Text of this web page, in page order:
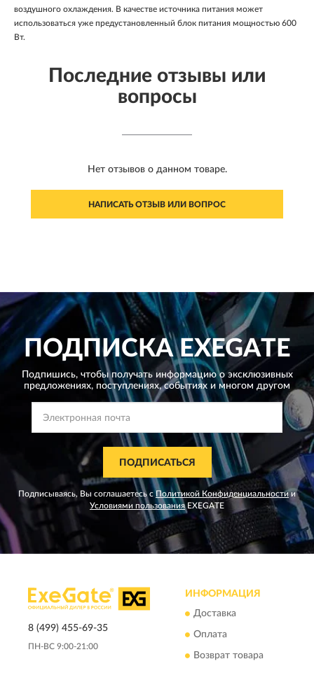
воздушного охлаждения. В качестве источника питания может
использоваться уже предустановленный блок питания мощностью 600
Вт.
Последние отзывы или
вопросы
Нет отзывов о данном товаре.
НАПИСАТЬ ОТЗЫВ ИЛИ ВОПРОС
ПОДПИСКАEXEGATE
Подпишись, чтобы получать информацию о эксклюзивных
предложениях, поступлениях, событиях и многом другом
ПОДПИСАТЬСЯ
Подписываясь, Вы соглашаетесь сПолитикой Конфиденциальности и
Условиями пользованияEXEGATE
8 (499) 455-69-35
ПН-ВС 9:00-21:00
ИНФОРМАЦИЯ
Доставка
Оплата
Возврат товара